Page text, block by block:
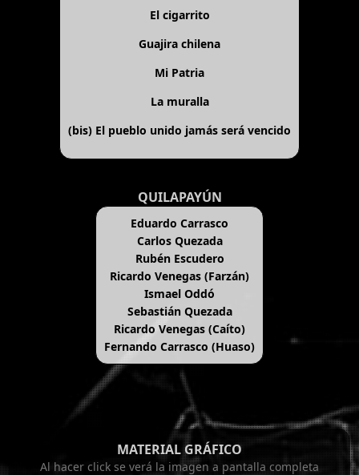
El cigarrito
Guajira chilena
Mi Patria
La muralla
(bis) El pueblo unido jamás será vencido
QUILAPAYÚN
Eduardo Carrasco
Carlos Quezada
Rubén Escudero
Ricardo Venegas (Farzán)
Ismael Oddó
Sebastián Quezada
Ricardo Venegas (Caíto)
Fernando Carrasco (Huaso)
MATERIAL GRÁFICO
Al hacer click se verá la imagen a pantalla completa